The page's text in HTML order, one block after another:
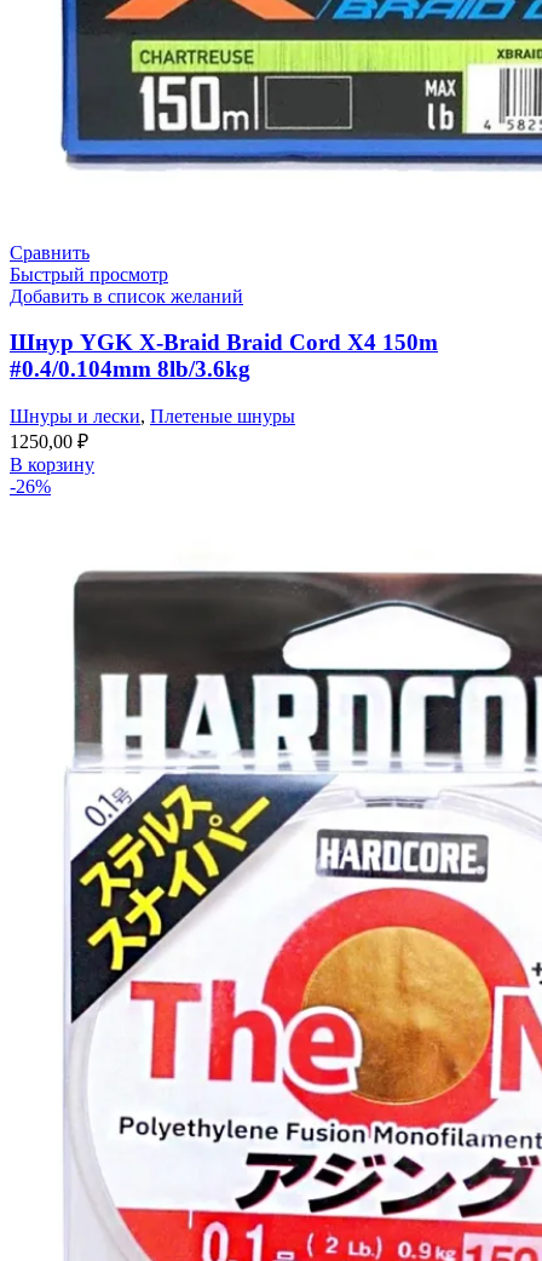
Сравнить
Быстрый просмотр
Добавить в список желаний
Шнур YGK X-Braid Braid Cord X4 150m
#0.4/0.104mm 8lb/3.6kg
Шнуры и лески, Плетеные шнуры
1250,00 ₽
В корзину
-26%